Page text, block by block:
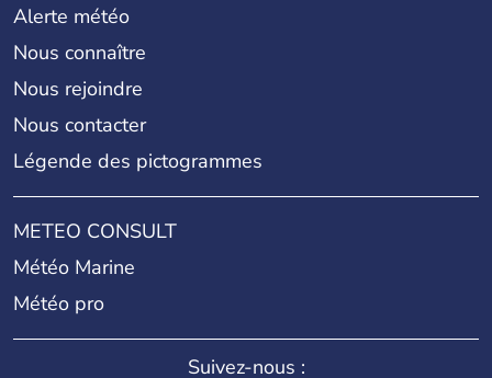
Alerte météo
Nous connaître
Nous rejoindre
Nous contacter
Légende des pictogrammes
METEO CONSULT
Météo Marine
Météo pro
Suivez-nous :